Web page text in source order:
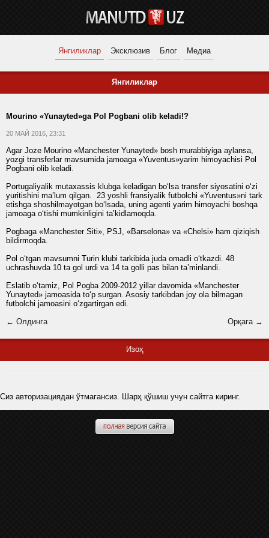
Янгиликлар Эксклюзив Блог Медиа
Янгиликлар
Mourino «Yunayted»ga Pol Pogbani olib keladi!?
20 МАЙ 2016, 23:31
Agar Joze Mourino «Manchester Yunayted» bosh murabbiyiga aylansa,
yozgi transferlar mavsumida jamoaga «Yuventus»yarim himoyachisi Pol
Pogbani olib keladi.
Portugaliyalik mutaxassis klubga keladigan bo‘lsa transfer siyosatini o‘zi
yuritishini ma’lum qilgan. 23 yoshli fransiyalik futbolchi «Yuventus»ni tark
etishga shoshilmayotgan bo‘lsada, uning agenti yarim himoyachi boshqa
jamoaga o‘tishi mumkinligini ta’kidlamoqda.
Pogbaga «Manchester Siti», PSJ, «Barselona» va «Chelsi» ham qiziqish
bildirmoqda.
Pol o‘tgan mavsumni Turin klubi tarkibida juda omadli o‘tkazdi. 48
uchrashuvda 10 ta gol urdi va 14 ta golli pas bilan ta’minlandi.
Eslatib o‘tamiz, Pol Pogba 2009-2012 yillar davomida «Manchester
Yunayted» jamoasida to‘p surgan. Asosiy tarkibdan joy ola bilmagan
futbolchi jamoasini o‘zgartirgan edi.
← Олдинга
Орқага →
Изоҳ
Сиз авторизациядан ўтмагансиз. Шарҳ қўшиш учун сайтга киринг.